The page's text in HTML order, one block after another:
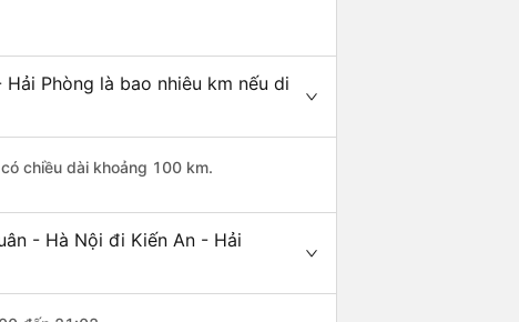
Phòng là bao nhiêu km nếu di
chiều dài khoảng 100 km.
- Hà Nội đi Kiến An - Hải